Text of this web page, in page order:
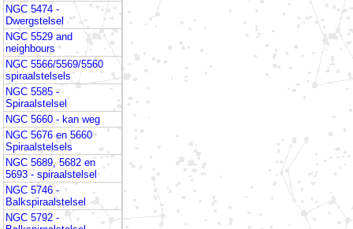
NGC 5474 -
Dwergstelsel
NGC 5529 and
neighbours
NGC 5566/5569/5560
spiraalstelsels
NGC 5585 -
Spiraalstelsel
NGC 5660 - kan weg
NGC 5676 en 5660
Spiraalstelsels
NGC 5689, 5682 en
5693 - spiraalstelsel
NGC 5746 -
Balkspiraalstelsel
NGC 5792 -